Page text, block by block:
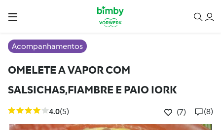
Acompanhamentos
OMELETE A VAPOR COM
SALSICHAS,FIAMBRE E PAIO IORK
4.0(5) (7) (8)